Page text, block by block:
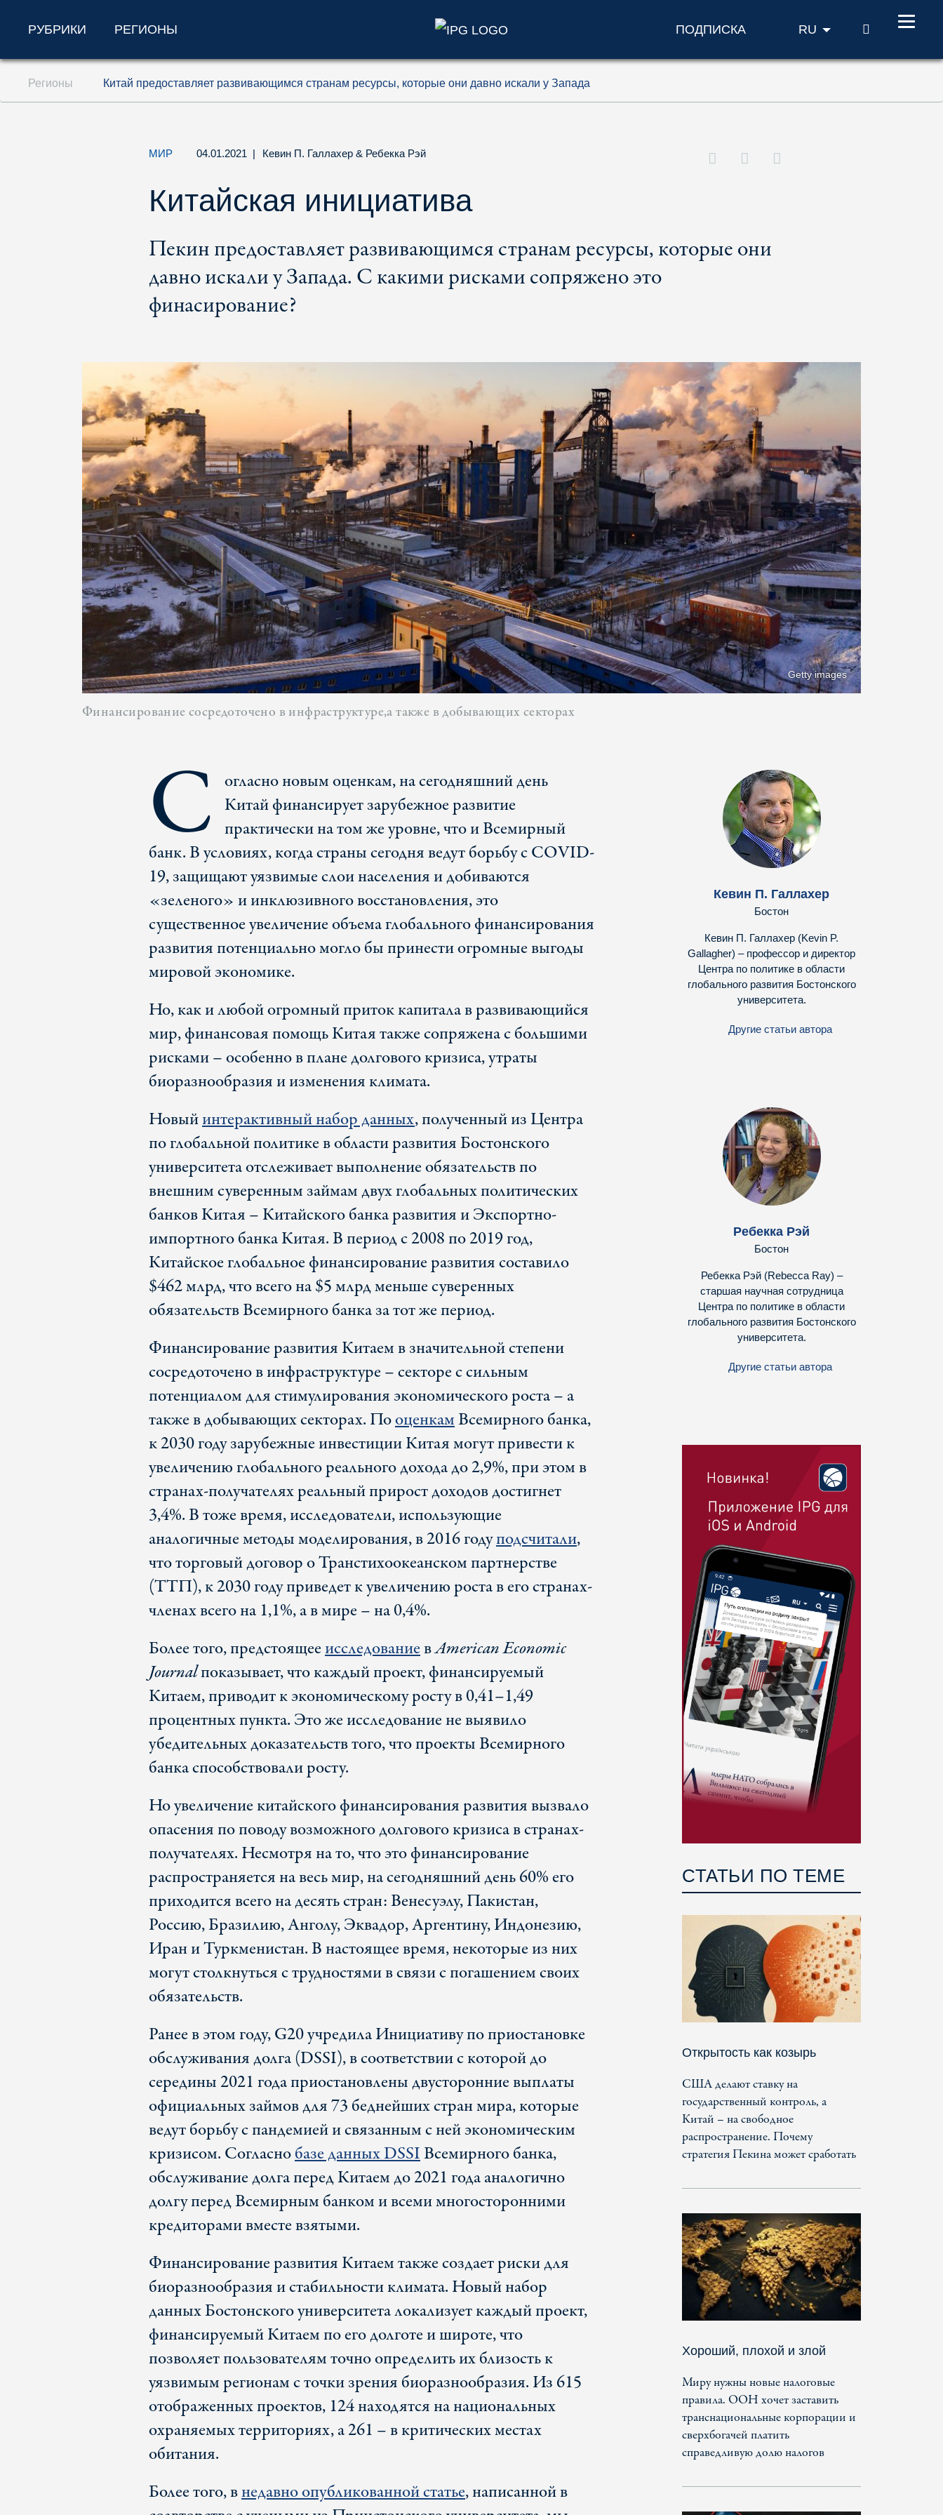
Перейти к содержанию (ключ доступа '1')
Перейти к поиску (ключ доступа '2')
РУБРИКИ РЕГИОНЫ ПОДПИСКА RU ПОИСК
Регионы Китай предоставляет развивающимся странам ресурсы, которые они давно искали у Запада
МИР 04.01.2021 | Кевин П. Галлахер & Ребекка Рэй
Китайская инициатива
Пекин предоставляет развивающимся странам ресурсы, которые они
давно искали у Запада. С какими рисками сопряжено это
финасирование?
Getty images
Финансирование сосредоточено в инфраструктуре,а также в добывающих секторах
С огласно новым оценкам, на сегодняшний день
Китай финансирует зарубежное развитие
практически на том же уровне, что и Всемирный
банк. В условиях, когда страны сегодня ведут борьбу с COVID-
19, защищают уязвимые слои населения и добиваются
«зеленого» и инклюзивного восстановления, это
существенное увеличение объема глобального финансирования
развития потенциально могло бы принести огромные выгоды
мировой экономике.
Но, как и любой огромный приток капитала в развивающийся
мир, финансовая помощь Китая также сопряжена с большими
рисками – особенно в плане долгового кризиса, утраты
биоразнообразия и изменения климата.
Новыйинтерактивный набор данных, полученный из Центра
по глобальной политике в области развития Бостонского
университета отслеживает выполнение обязательств по
внешним суверенным займам двух глобальных политических
банков Китая – Китайского банка развития и Экспортно-
импортного банка Китая. В период с 2008 по 2019 год,
Китайское глобальное финансирование развития составило
$462 млрд, что всего на $5 млрд меньше суверенных
обязательств Всемирного банка за тот же период.
Финансирование развития Китаем в значительной степени
сосредоточено в инфраструктуре – секторе с сильным
потенциалом для стимулирования экономического роста – а
также в добывающих секторах. ПооценкамВсемирного банка,
к 2030 году зарубежные инвестиции Китая могут привести к
увеличению глобального реального дохода до 2,9%, при этом в
странах-получателях реальный прирост доходов достигнет
3,4%. В тоже время, исследователи, использующие
аналогичные методы моделирования, в 2016 годуподсчитали,
что торговый договор о Транстихоокеанском партнерстве
(ТТП), к 2030 году приведет к увеличению роста в его странах-
членах всего на 1,1%, а в мире – на 0,4%.
Более того, предстоящееисследованиевAmerican Economic
Journalпоказывает, что каждый проект, финансируемый
Китаем, приводит к экономическому росту в 0,41–1,49
процентных пункта. Это же исследование не выявило
убедительных доказательств того, что проекты Всемирного
банка способствовали росту.
Но увеличение китайского финансирования развития вызвало
опасения по поводу возможного долгового кризиса в странах-
получателях. Несмотря на то, что это финансирование
распространяется на весь мир, на сегодняшний день 60% его
приходится всего на десять стран: Венесуэлу, Пакистан,
Россию, Бразилию, Анголу, Эквадор, Аргентину, Индонезию,
Иран и Туркменистан. В настоящее время, некоторые из них
могут столкнуться с трудностями в связи с погашением своих
обязательств.
Ранее в этом году, G20 учредила Инициативу по приостановке
обслуживания долга (DSSI), в соответствии с которой до
середины 2021 года приостановлены двусторонние выплаты
официальных займов для 73 беднейших стран мира, которые
ведут борьбу с пандемией и связанным с ней экономическим
кризисом. Согласнобазе данных DSSIВсемирного банка,
обслуживание долга перед Китаем до 2021 года аналогично
долгу перед Всемирным банком и всеми многосторонними
кредиторами вместе взятыми.
Финансирование развития Китаем также создает риски для
биоразнообразия и стабильности климата. Новый набор
данных Бостонского университета локализует каждый проект,
финансируемый Китаем по его долготе и широте, что
позволяет пользователям точно определить их близость к
уязвимым регионам с точки зрения биоразнообразия. Из 615
отображенных проектов, 124 находятся на национальных
охраняемых территориях, а 261 – в критических местах
обитания.
Более того, внедавно опубликованной статье, написанной в
Кевин П. Галлахер
Бостон
Кевин П. Галлахер (Kevin P.
Gallagher) – профессор и директор
Центра по политике в области
глобального развития Бостонского
университета.
Другие статьи автора
Ребекка Рэй
Бостон
Ребекка Рэй (Rebecca Ray) –
старшая научная сотрудница
Центра по политике в области
глобального развития Бостонского
университета.
Другие статьи автора
СТАТЬИ ПО ТЕМЕ
Открытость как козырь
США делают ставку на
государственный контроль, а
Китай – на свободное
распространение. Почему
стратегия Пекина может сработать
Хороший, плохой и злой
Миру нужны новые налоговые
правила. ООН хочет заставить
транснациональные корпорации и
сверхбогачей платить
справедливую долю налогов